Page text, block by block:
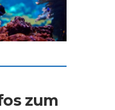
zum